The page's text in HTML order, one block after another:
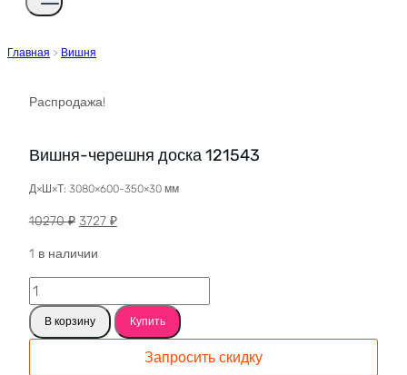
Главная > Вишня
Распродажа!
Вишня-черешня доска 121543
Д×Ш×Т: 3080×600-350×30 мм
10270₽ Первоначальная
составляла
10270 ₽.
3727 ₽Текущая
1 в наличии
Количество
товара
Вишня-
черешня
В корзину Купить
Запросить скидку